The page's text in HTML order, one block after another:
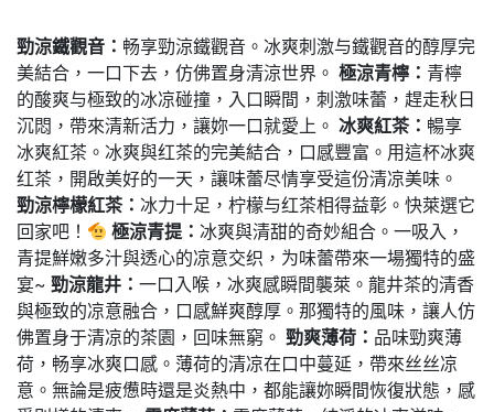
勁涼鐵觀音： 畅享勁涼鐵觀音。冰爽刺激与鐵觀音的醇厚完
美結合，一口下去，仿佛置身清涼世界。 極涼青檸： 青檸
的酸爽与極致的冰凉碰撞，入口瞬間，刺激味蕾，趕走秋日
沉悶，帶來清新活力，讓妳一口就愛上。 冰爽紅茶： 暢享
冰爽紅茶。冰爽與红茶的完美結合，口感豐富。用這杯冰爽
红茶，開啟美好的一天，讓味蕾尽情享受這份清凉美味。
勁涼檸檬紅茶： 冰力十足，柠檬与红茶相得益彰。快萊選它
回家吧！
極涼青提：冰爽與清甜的奇妙組合。一吸入，
青提鮮嫩多汁與透心的凉意交织，为味蕾帶來一場獨特的盛
宴~ 勁涼龍井： 一口入喉，冰爽感瞬間襲萊。龍井茶的清香
與極致的凉意融合，口感鮮爽醇厚。那獨特的風味，讓人仿
佛置身于清凉的茶園，回味無窮。 勁爽薄荷： 品味勁爽薄
荷，畅享冰爽口感。薄荷的清凉在口中蔓延，帶來丝丝凉
意。無論是疲憊時還是炎熱中，都能讓妳瞬間恢復狀態，感